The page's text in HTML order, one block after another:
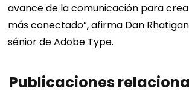
avance de la comunicación para
más conectado”, afirma Dan
sénior de Adobe Type.
Publicaciones